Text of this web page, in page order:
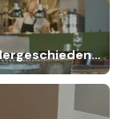
Maatwerk kap (knipoog naar ledergeschiedenis Oisterwijk)